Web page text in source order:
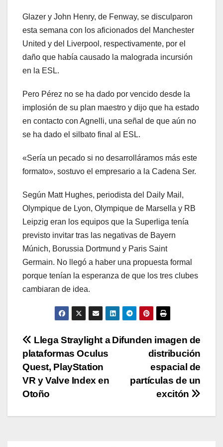
Glazer y John Henry, de Fenway, se disculparon
esta semana con los aficionados del Manchester
United y del Liverpool, respectivamente, por el
daño que había causado la malograda incursión
en la ESL.
Pero Pérez no se ha dado por vencido desde la
implosión de su plan maestro y dijo que ha estado
en contacto con Agnelli, una señal de que aún no
se ha dado el silbato final al ESL.
«Sería un pecado si no desarrolláramos más este
formato», sostuvo el empresario a la Cadena Ser.
Según Matt Hughes, periodista del Daily Mail,
Olympique de Lyon, Olympique de Marsella y RB
Leipzig eran los equipos que la Superliga tenía
previsto invitar tras las negativas de Bayern
Múnich, Borussia Dortmund y Paris Saint
Germain. No llegó a haber una propuesta formal
porque tenían la esperanza de que los tres clubes
cambiaran de idea.
Navegación
de
entradas
Difunden imagen de
distribución
espacial de
partículas de un
excitón
Llega Straylight a
plataformas Oculus
Quest, PlayStation
VR y Valve Index en
Otoño